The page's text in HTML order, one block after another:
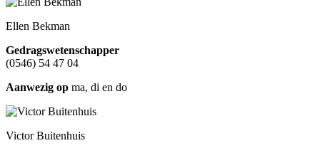
Ellen Bekman
Gedragswetenschapper
(0546) 54 47 04
Aanwezig op ma, di en do
Victor Buitenhuis